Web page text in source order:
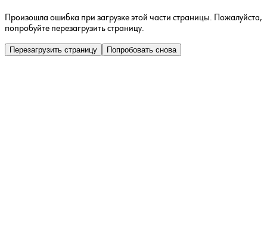
Произошла ошибка при загрузке этой части страницы. Пожалуйста,
попробуйте перезагрузить страницу.
Перезагрузить страницу Попробовать снова